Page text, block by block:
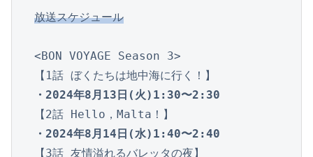
放送スケジュール
<BON VOYAGE Season 3>
・2024年8月13日(火)1:30〜2:30
・2024年8月14日(水)1:40〜2:40